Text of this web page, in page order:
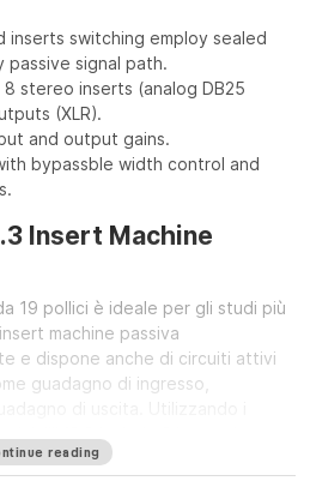
inserts switching employ sealed
passive signal path.
stereo inserts (analog DB25
(XLR).
and output gains.
bypassble width control and
Insert Machine
19 pollici è ideale per gli studi più
machine passiva
e dispone anche di circuiti attivi
guadagno di ingresso,
inserti stereo (secondo lo standard
reading